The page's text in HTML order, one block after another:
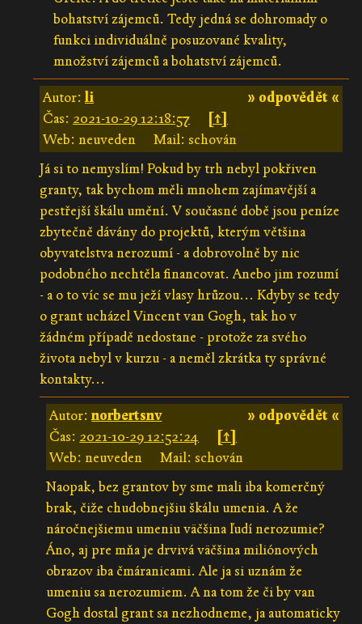
bohatství zájemců. Tedy jedná se dohromady o
funkci individuálně posuzované kvality,
množství zájemců a bohatství zájemců.
» odpovědět «
Autor:li
Čas: 2021-10-29 12:18:57
[↑]
Web: neuveden
Mail: schován
Já si to nemyslím! Pokud by trh nebyl pokřiven
granty, tak bychom měli mnohem zajímavější a
pestřejší škálu umění. V současné době jsou peníze
zbytečně dávány do projektů, kterým většina
obyvatelstva nerozumí - a dobrovolně by nic
podobného nechtěla financovat. Anebo jim rozumí
- a o to víc se mu ježí vlasy hrůzou... Kdyby se tedy
o grant ucházel Vincent van Gogh, tak ho v
žádném případě nedostane - protože za svého
života nebyl v kurzu - a neměl zkrátka ty správné
kontakty...
» odpovědět «
Autor:norbertsnv
Čas: 2021-10-29 12:52:24
[↑]
Web: neuveden
Mail: schován
Naopak, bez grantov by sme mali iba komerčný
brak, čiže chudobnejšiu škálu umenia. A že
náročnejšiemu umeniu väčšina ľudí nerozumie?
Áno, aj pre mňa je drvivá väčšina miliónových
obrazov iba čmáranicami. Ale ja si uznám že
umeniu sa nerozumiem. A na tom že či by van
Gogh dostal grant sa nezhodneme, ja automaticky